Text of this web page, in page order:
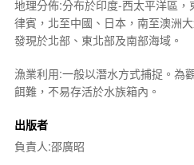
地理分佈:分布於印度-西太平洋區
律賓，北至中國、日本，南至澳洲
發現於北部、東北部及南部海域。
漁業利用:一般以潛水方式捕捉。為
餌難，不易存活於水族箱內。
出版者
負責人:邵廣昭